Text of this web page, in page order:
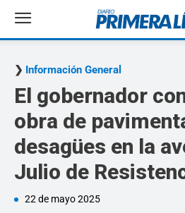
Información General
El gobernador
obra de
desagües en la
Julio de
22 de mayo 2025